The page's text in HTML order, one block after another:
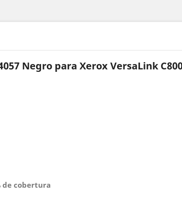
Negro para Xerox VersaLink
de cobertura